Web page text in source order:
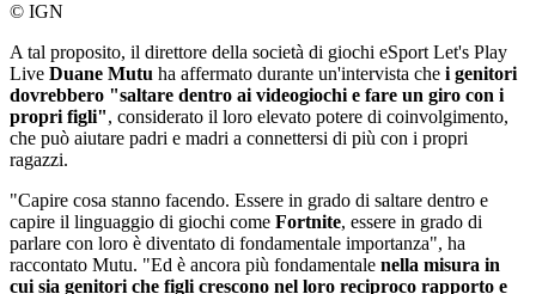
© IGN
A tal proposito, il direttore della società di giochi eSport Let's Play
Live Duane Mutu ha affermato durante un'intervista che i genitori
dovrebbero "saltare dentro ai videogiochi e fare un giro con i
propri figli", considerato il loro elevato potere di coinvolgimento,
che può aiutare padri e madri a connettersi di più con i propri
ragazzi.
"Capire cosa stanno facendo. Essere in grado di saltare dentro e
capire il linguaggio di giochi come Fortnite, essere in grado di
parlare con loro è diventato di fondamentale importanza", ha
raccontato Mutu. "Ed è ancora più fondamentale nella misura in
cui sia genitori che figli crescono nel loro reciproco rapporto e